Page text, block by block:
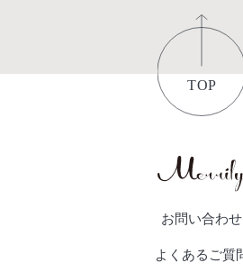
スをため込まない
ポジティブな考え
お問い合わせ
よくあるご質